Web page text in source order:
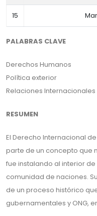
15
PALABRAS CLAVE
Derechos Humanos
Política exterior
Relaciones Internacionales
RESUMEN
El Derecho Internacional
parte de un concepto que
fue instalando al interior
comunidad de naciones.
de un proceso histórico
gubernamentales y ONG,